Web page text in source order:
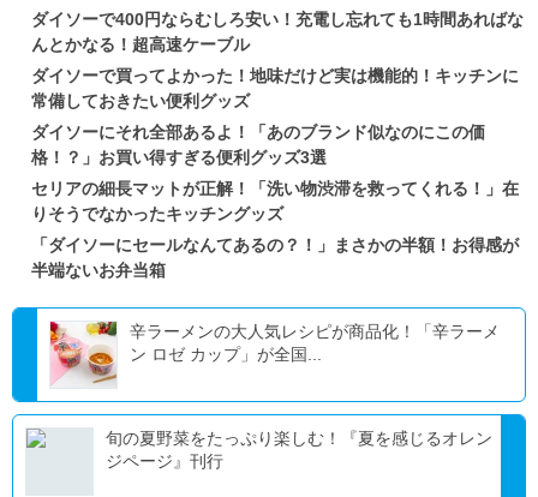
ダイソーで400円ならむしろ安い！充電し忘れても1時間あればな
んとかなる！超高速ケーブル
ダイソーで買ってよかった！地味だけど実は機能的！キッチンに
常備しておきたい便利グッズ
ダイソーにそれ全部あるよ！「あのブランド似なのにこの価
格！？」お買い得すぎる便利グッズ3選
セリアの細長マットが正解！「洗い物渋滞を救ってくれる！」在
りそうでなかったキッチングッズ
「ダイソーにセールなんてあるの？！」まさかの半額！お得感が
半端ないお弁当箱
辛ラーメンの大人気レシピが商品化！「辛ラーメ
ン ロゼ カップ」が全国...
旬の夏野菜をたっぷり楽しむ！『夏を感じるオレン
ジページ』刊行